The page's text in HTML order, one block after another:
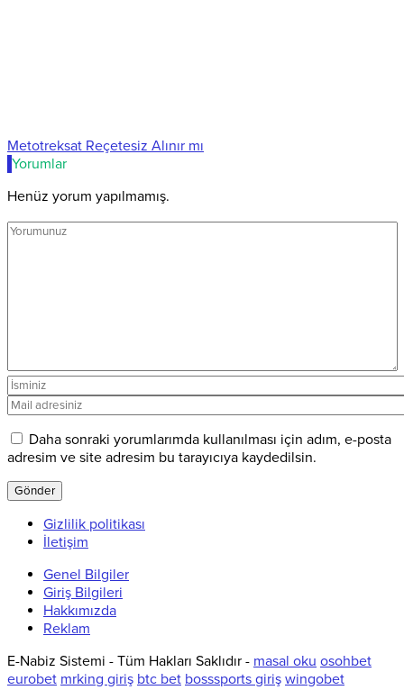
Metotreksat Reçetesiz Alınır mı
Yorumlar
Henüz yorum yapılmamış.
Daha sonraki yorumlarımda kullanılması için adım, e-posta
adresim ve site adresim bu tarayıcıya kaydedilsin.
Gizlilik politikası
İletişim
Genel Bilgiler
Giriş Bilgileri
Hakkımızda
Reklam
E-Nabiz Sistemi - Tüm Hakları Saklıdır - masal oku osohbet
eurobet mrking giriş btc bet bosssports giriş wingobet